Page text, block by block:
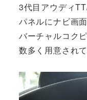
3代目アウディ
パネルにナビ画
バーチャルコク
数多く用意されて